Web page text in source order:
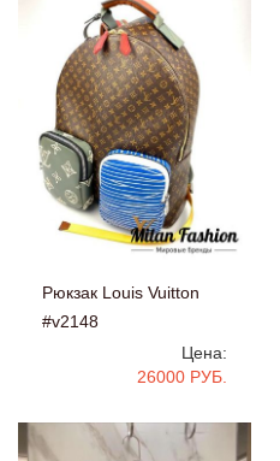
Рюкзак Louis Vuitton
#v2148
Цена:
26000 РУБ.